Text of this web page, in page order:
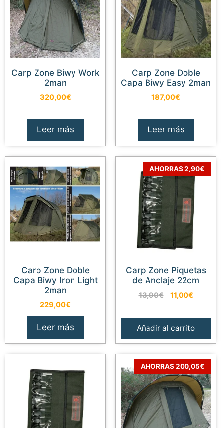
Carp Zone Biwy Work
2man
320,00€
Leer más
Carp Zone Doble
Capa Biwy Easy 2man
187,00€
Leer más
Carp Zone Doble
Capa Biwy Iron Light
2man
229,00€
Leer más
AHORRAS 2,90€
Carp Zone Piquetas
de Anclaje 22cm
13,90€
El
era:
11,00€El
es:
Añadir al carrito
AHORRAS 200,05€